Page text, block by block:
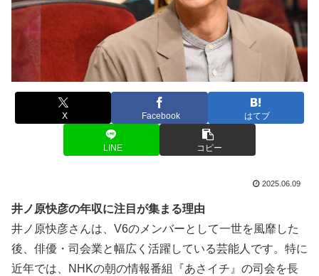
X Facebook はてブ
LINE コピー
2025.06.09
井ノ原快彦の年収に注目が集まる理由
井ノ原快彦さんは、V6のメンバーとして一世を風靡した
後、俳優・司会業と幅広く活躍している芸能人です。特に
近年では、NHKの朝の情報番組『あさイチ』の司会を長